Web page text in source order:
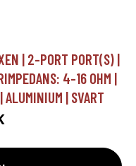
| 2-PORT PORT(S) |
4-16 OHM |
| SVART